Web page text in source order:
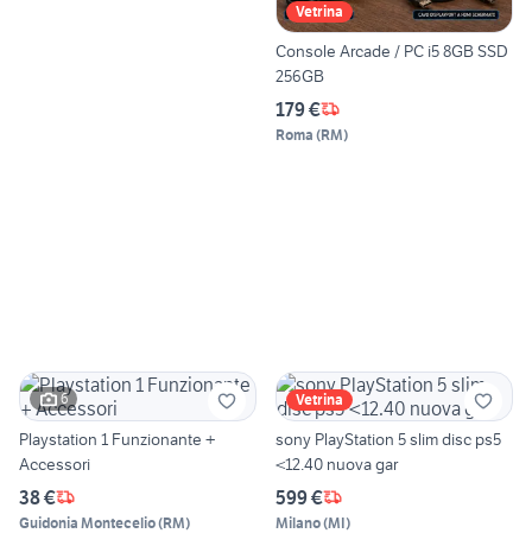
Vetrina
Console Arcade / PC i5 8GB SSD
256GB
179 €
Roma (RM)
6
Playstation 1 Funzionante +
Accessori
38 €
Guidonia Montecelio(RM)
Vetrina
sony PlayStation 5 slim disc ps5
<12.40 nuova gar
599 €
Milano(MI)